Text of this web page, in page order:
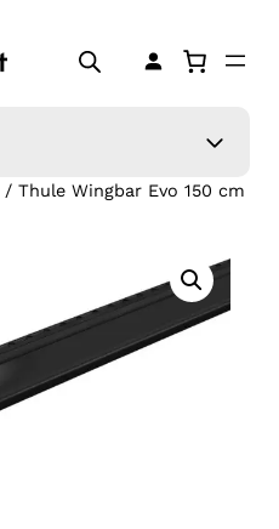
/ Thule Wingbar Evo 150 cm